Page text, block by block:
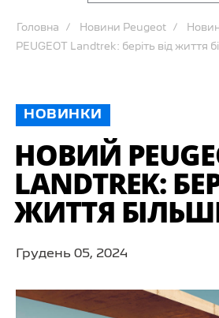
Головна Новини Peugeot
PEUGEOT Landtrek: беріть від життя
НОВИНКИ
НОВИЙ
LANDTREK:
ЖИТТЯ
Грудень 05, 2024